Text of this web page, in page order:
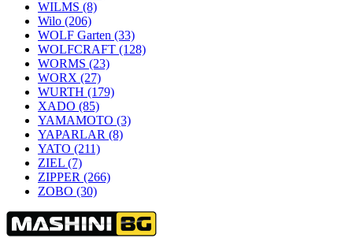
WILMS (8)
Wilo (206)
WOLF Garten (33)
WOLFCRAFT (128)
WORMS (23)
WORX (27)
WURTH (179)
XADO (85)
YAMAMOTO (3)
YAPARLAR (8)
YATO (211)
ZIEL (7)
ZIPPER (266)
ZOBO (30)